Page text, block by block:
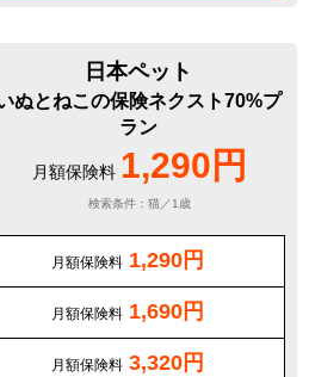
日本ペット
ぬとねこの保険ネクスト70%プ
ラン
月額保険料 1,290円
検索条件：猫／1歳
月額保険料 1,290円
月額保険料 1,690円
月額保険料 3,320円